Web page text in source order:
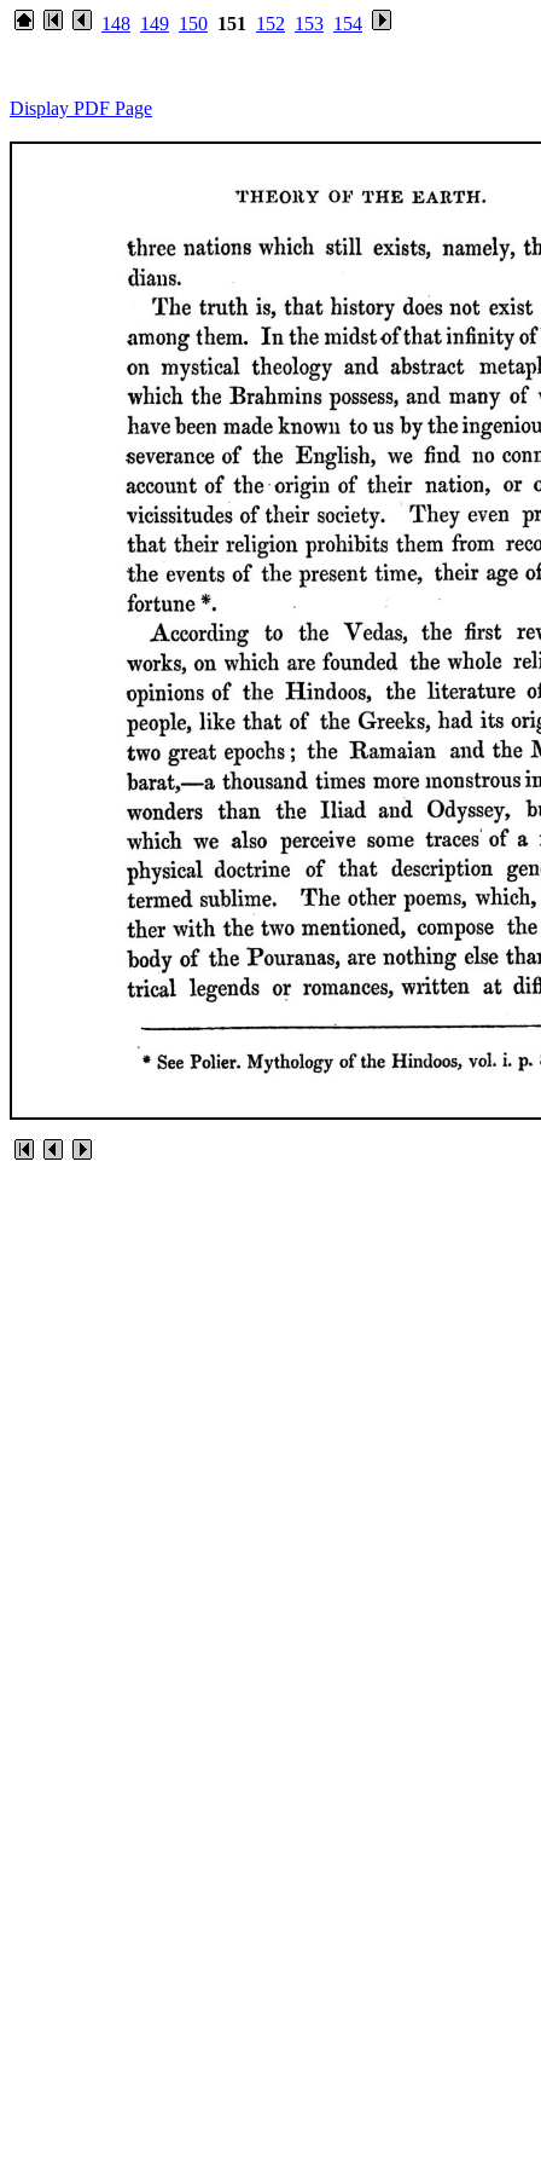
148 149 150 151 152 153 154
Display PDF Page